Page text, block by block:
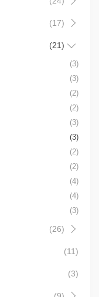
(17)
(21)
(3)
(3)
(2)
(2)
(3)
(3)
(2)
(2)
(4)
(4)
(3)
(26)
(11)
(3)